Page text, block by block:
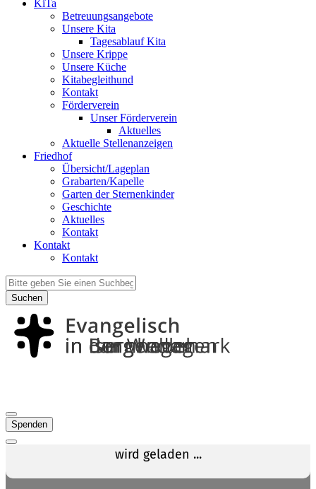
KiTa
Betreuungsangebote
Unsere Kita
Tagesablauf Kita
Unsere Krippe
Unsere Küche
Kitabegleithund
Kontakt
Förderverein
Unser Förderverein
Aktuelles
Aktuelle Stellenanzeigen
Friedhof
Übersicht/Lageplan
Grabarten/Kapelle
Garten der Sternenkinder
Geschichte
Aktuelles
Kontakt
Kontakt
Kontakt
Suchen
Spenden